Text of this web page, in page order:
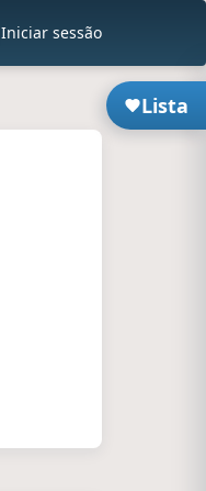
Iniciar sessão
Lista